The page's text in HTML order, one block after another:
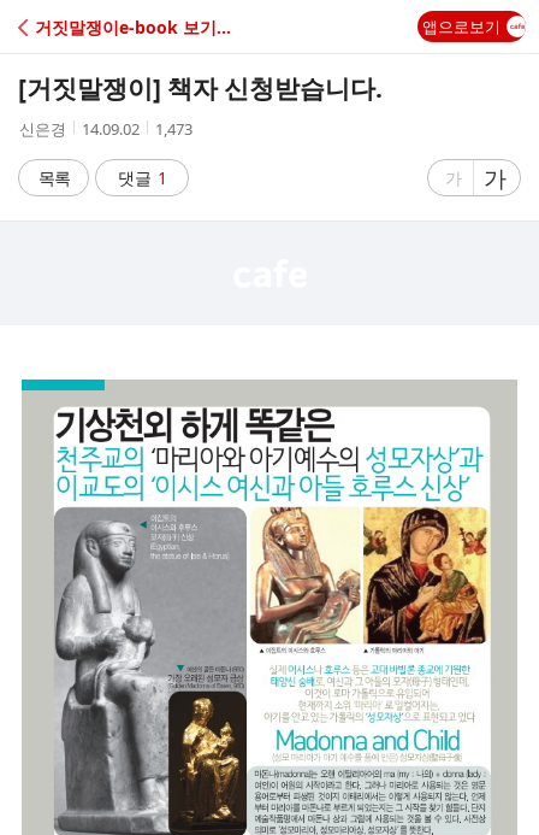
C
A
거짓말쟁이e-book 보기주문 앱으로보기
[거짓말쟁이] 책자 신청받습니다.
작
자
신은경
작
시
간
14.09.02
조
수
1,473
목록 댓글 1
글
가
글
자
가